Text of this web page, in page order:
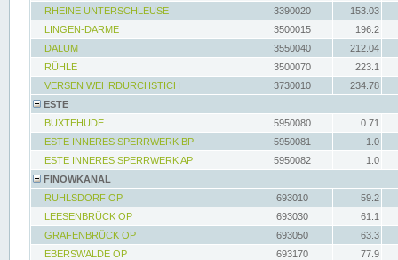
RHEINE UNTERSCHLEUSE
3390020
153.03
LINGEN-DARME
3500015
196.2
DALUM
3550040
212.04
RÜHLE
3500070
223.1
VERSEN WEHRDURCHSTICH
3730010
234.78
ESTE
BUXTEHUDE
5950080
0.71
ESTE INNERES SPERRWERK BP
5950081
1.0
ESTE INNERES SPERRWERK AP
5950082
1.0
FINOWKANAL
RUHLSDORF OP
693010
59.2
LEESENBRÜCK OP
693030
61.1
GRAFENBRÜCK OP
693050
63.3
EBERSWALDE OP
693170
77.9